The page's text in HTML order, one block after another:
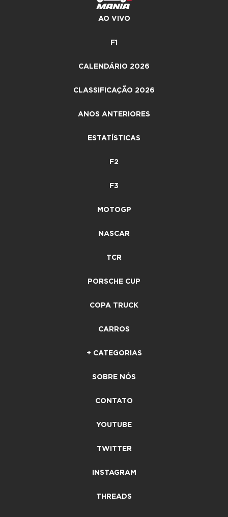
AO VIVO
F1
CALENDÁRIO 2026
CLASSIFICAÇÃO 2026
ANOS ANTERIORES
ESTATÍSTICAS
F2
F3
MOTOGP
NASCAR
TCR
PORSCHE CUP
COPA TRUCK
CARROS
+ CATEGORIAS
SOBRE NÓS
CONTATO
YOUTUBE
TWITTER
INSTAGRAM
THREADS